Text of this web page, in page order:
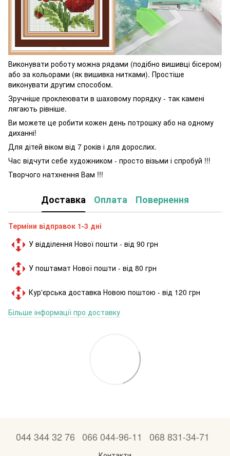
Виконувати роботу можна рядами (подібно вишивці бісером)
або за кольорами (як вишивка нитками). Простіше
виконувати другим способом.
Зручніше проклеювати в шаховому порядку - так камені
лягають рівніше.
Ви можете це робити кожен день потрошку або на одному
диханні!
Для дітей віком від 7 років і для дорослих.
Час відчути себе художником - просто візьми і спробуй !!!
Творчого натхнення Вам !!!
Доставка Оплата Повернення
Терміни відправок 1-3 дні
У відділення Нової пошти - від 90 грн
У поштамат Нової пошти - від 80 грн
Кур'єрська доставка Новою поштою - від 120 грн
Більше інформації про доставку
044 344 32 76 066 044-96-11 068 831-34-71